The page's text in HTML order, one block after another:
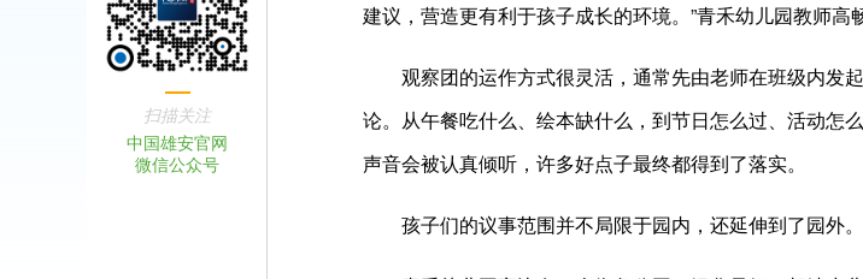
扫描关注
中国雄安官网
微信公众号
建议，营造更有利于孩子成长的环境。”青禾幼儿园教师高
观察团的运作方式很灵活，通常先由老师在班级内发
论。从午餐吃什么、绘本缺什么，到节日怎么过、活动怎
声音会被认真倾听，许多好点子最终都得到了落实。
孩子们的议事范围并不局限于园内，还延伸到了园外。